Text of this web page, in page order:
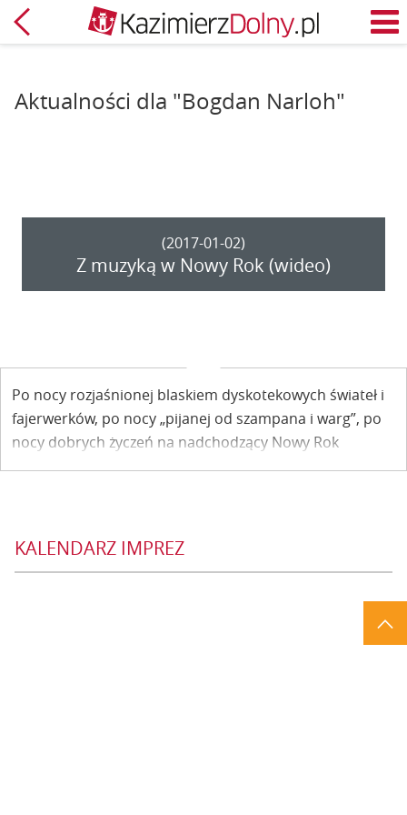
Powrót
Aktualności dla "Bogdan Narloh"
(2017-01-02)
Z muzyką w Nowy Rok (wideo)
Po nocy rozjaśnionej blaskiem dyskotekowych świateł i
fajerwerków, po nocy „pijanej od szampana i warg”, po
nocy dobrych życzeń na nadchodzący Nowy Rok
przyszedł czas na ciszę Fary, którą wypełniła odmienna
KALENDARZ IMPREZ